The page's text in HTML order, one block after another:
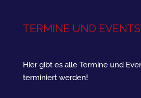
TERMINE UND EVENTS
Hier gibt es alle Termine und
terminiert werden!